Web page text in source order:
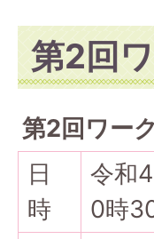
第2回
第2回ワー
日
時
令和
0時